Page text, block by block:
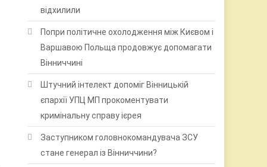
відхилили
Попри політичне охолодження між Києвом і
Варшавою Польща продовжує допомагати
Вінниччині
Штучний інтелект допоміг Вінницькій
єпархії УПЦ МП прокоментувати
кримінальну справу ієрея
Заступником головнокомандувача ЗСУ
стане генерал із Вінниччини?